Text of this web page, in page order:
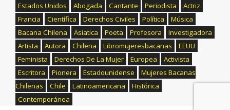
Estados Unidos
Abogada Cantante Periodista
Actriz
Francia
Científica Derechos Civiles Política
Música
Bacana Chilena
Asiatica Poeta Profesora
Investigadora
Artista
Autora Chilena Libromujeresbacanas
EEUU
Feminista
Derechos De La Mujer Europea
Activista
Escritora
Pionera Estadounidense
Mujeres Bacanas
Chilenas
Chile Latinoamericana
Histórica
Contemporánea